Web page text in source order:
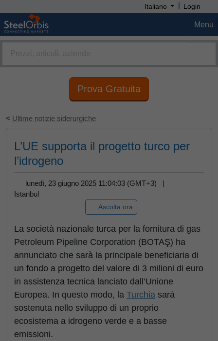
Italiano | Login
Menu
Prova Gratuita
< Ultime notizie siderurgiche
L’UE supporta il progetto turco per
l’idrogeno
lunedì, 23 giugno 2025 11:04:03 (GMT+3) |
Istanbul
Ascolta ora
La società nazionale turca per la fornitura di gas
Petroleum Pipeline Corporation (BOTAŞ) ha
annunciato che sarà la principale beneficiaria di
un fondo a progetto del valore di 3 milioni di euro
in assistenza tecnica lanciato dall’Unione
Europea. In questo modo, la Turchia sarà
sostenuta nello sviluppo di un proprio
ecosistema a idrogeno verde e a basse
emissioni.